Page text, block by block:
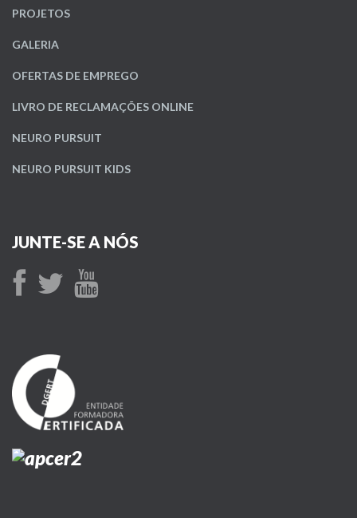
PROJETOS
GALERIA
OFERTAS DE EMPREGO
LIVRO DE RECLAMAÇÕES ONLINE
NEURO PURSUIT
NEURO PURSUIT KIDS
JUNTE-SE A NÓS